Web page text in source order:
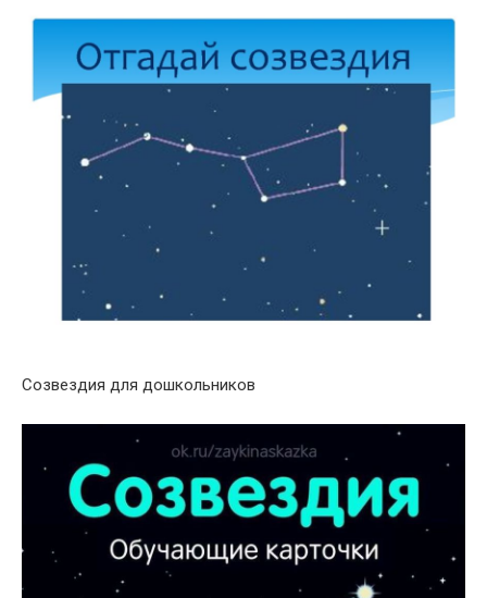
Созвездия для дошкольников